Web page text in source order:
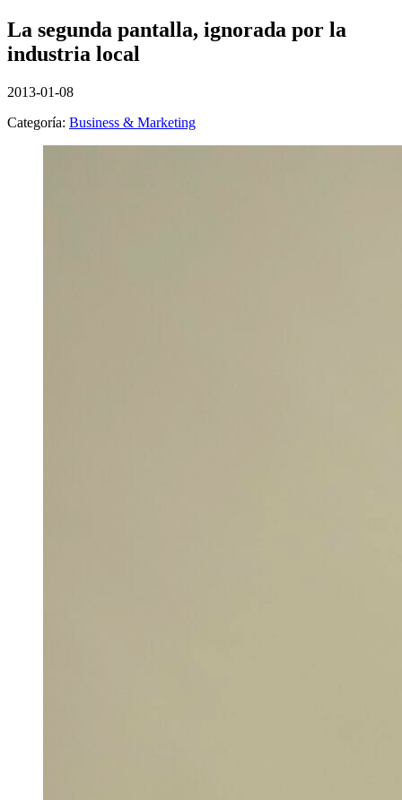
La segunda pantalla, ignorada por la
industria local
2013-01-08
Categoría: Business & Marketing